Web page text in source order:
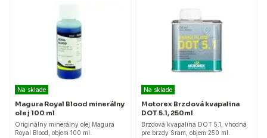
Na sklade
Magura Royal Blood minerálny
olej 100 ml
Originálny minerálny olej Magura
Royal Blood, objem 100 ml.
Na sklade
Motorex Brzdová kvapalina
DOT 5.1, 250ml
Brzdová kvapalina DOT 5.1, vhodná
pre brzdy Sram, objem 250 ml.